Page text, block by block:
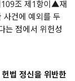
109조 제1항이▲재
건에 예외를 두
는 점에서 위헌성
법 정신을 위반한